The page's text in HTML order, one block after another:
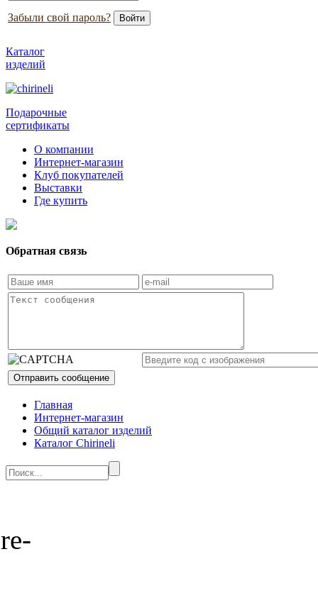
Забыли свой пароль?
Каталог
изделий
Подарочные
сертификаты
О компании
Интернет-магазин
Клуб покупателей
Выставки
Где купить
Обратная связь
Главная
Интернет-магазин
Общий каталог изделий
Каталог Chirineli